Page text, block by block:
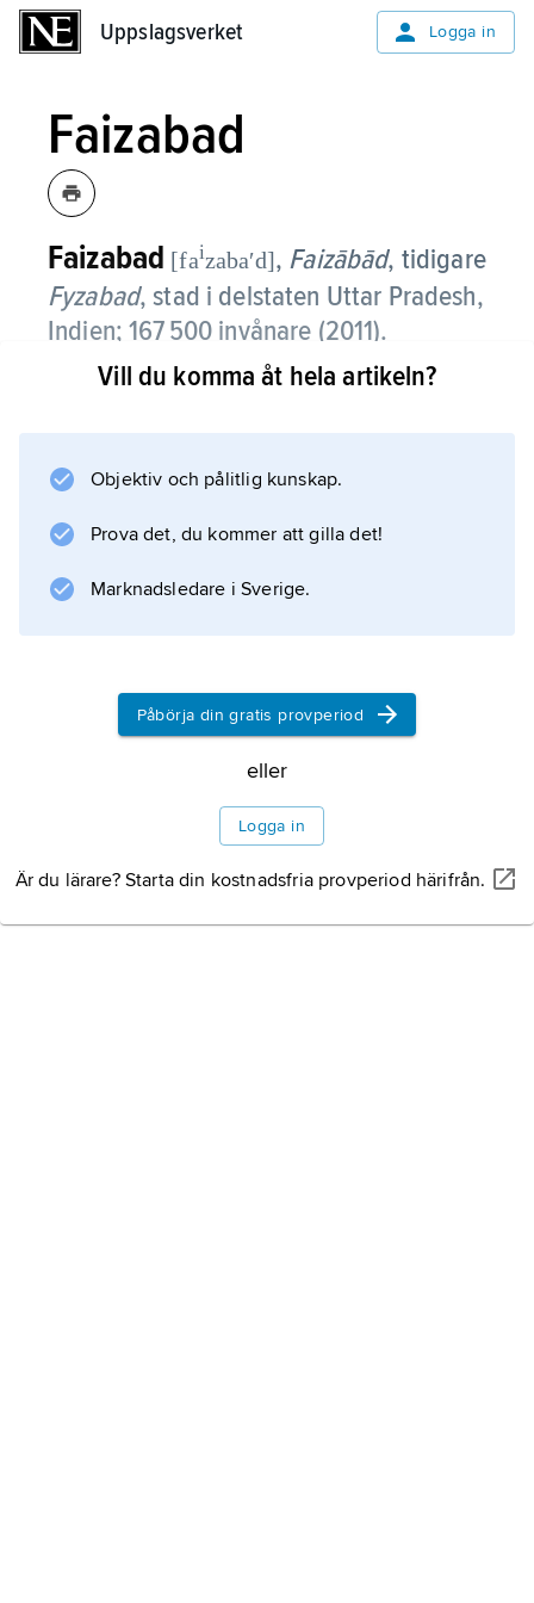
Uppslagsverket Logga in
Faizabad
Faizabad [faizabaʹd], Faizābād, tidigare
Fyzabad,stad i delstaten Uttar Pradesh,
Indien; 167 500 invånare (2011).
Faizabad, som ligger på Gangesslätten vid
staden finns bl.a. sockerraffinaderi. Några
Ayodhya
, en av hinduernas heliga platser.
Information om artikeln
Vill du komma åt hela artikeln?
Objektiv och pålitlig kunskap.
Prova det, du kommer att gilla det!
Marknadsledare i Sverige.
Påbörja din gratis provperiod
eller
Logga in
Är du lärare? Starta din kostnadsfria provperiod härifrån.